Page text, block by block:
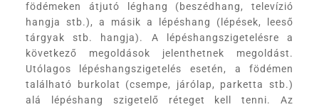
födémeken átjutó léghang (beszédhang, televízió
hangja stb.), a másik a lépéshang (lépések, leeső
tárgyak stb. hangja). A lépéshangszigetelésre a
következő megoldások jelenthetnek megoldást.
Utólagos lépéshangszigetelés esetén, a födémen
található burkolat (csempe, járólap, parketta stb.)
alá lépéshang szigetelő réteget kell tenni. Az